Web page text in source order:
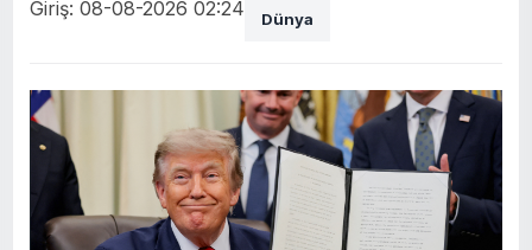
Giriş: 08-08-2026 02:24 Dünya